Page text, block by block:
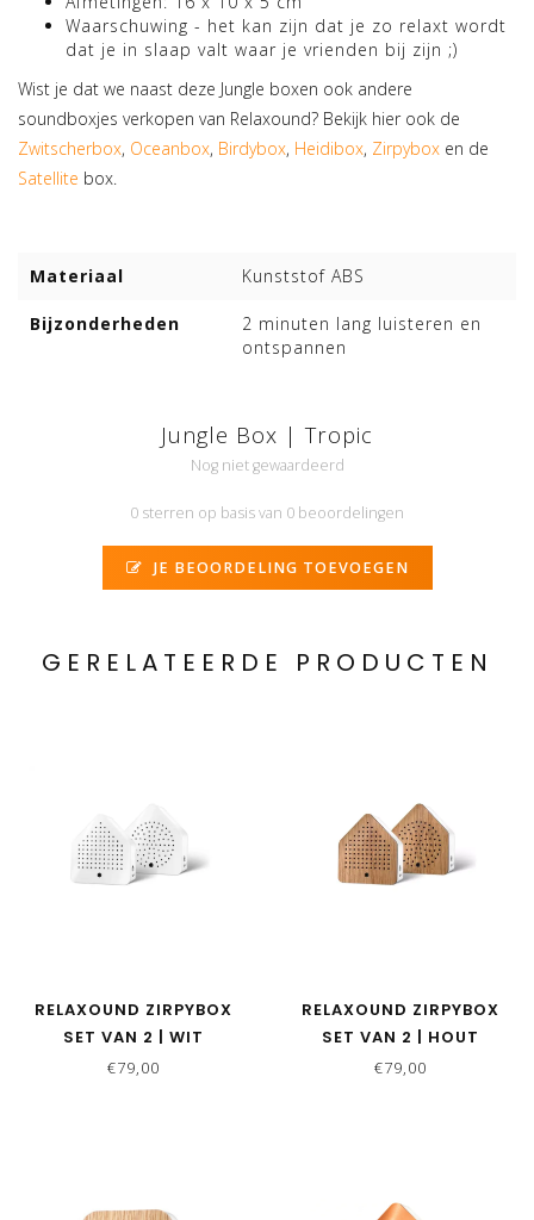
Waarschuwing - het kan zijn dat je zo relaxt wordt
dat je in slaap valt waar je vrienden bij zijn ;)
Wist je dat we naast deze Jungle boxen ook andere
soundboxjes verkopen van Relaxound? Bekijk hier ook de
Zwitscherbox, Oceanbox, Birdybox, Heidibox, Zirpybox en de
Satellite box.
Materiaal Kunststof ABS
Bijzonderheden
2 minuten lang luisteren en
ontspannen
Jungle Box | Tropic
Nog niet gewaardeerd
0 sterren op basis van 0 beoordelingen
JE BEOORDELING TOEVOEGEN
GERELATEERDE PRODUCTEN
RELAXOUND ZIRPYBOX
SET VAN 2 | WIT
€79,00
RELAXOUND ZIRPYBOX
SET VAN 2 | HOUT
€79,00